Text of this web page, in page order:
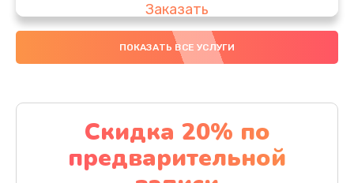
Заказать
Замена южного моста
Заказать
Чистка от пыли
1060 руб.
ПОКАЗАТЬ ВСЕ УСЛУГИ
Скидка 20% по
предварительной